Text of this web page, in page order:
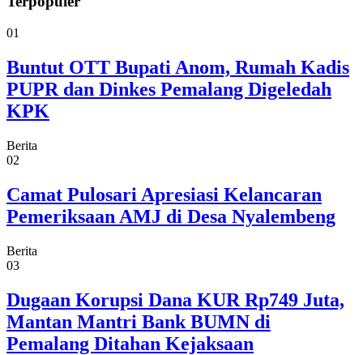
01
Buntut OTT Bupati Anom, Rumah Kadis
PUPR dan Dinkes Pemalang Digeledah
KPK
Berita
02
Camat Pulosari Apresiasi Kelancaran
Pemeriksaan AMJ di Desa Nyalembeng
Berita
03
Dugaan Korupsi Dana KUR Rp749 Juta,
Mantan Mantri Bank BUMN di
Pemalang Ditahan Kejaksaan